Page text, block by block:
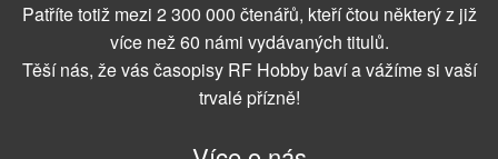
Patříte totiž mezi 2 300 000 čtenářů, kteří čtou některý z již
více než 60 námi vydávaných titulů.
Těší nás, že vás časopisy RF Hobby baví a vážíme si vaší
trvalé přízně!